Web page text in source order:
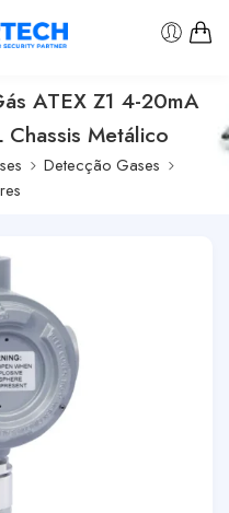
ATEX Z1 4-20mA
Metálico
Detecção Gases